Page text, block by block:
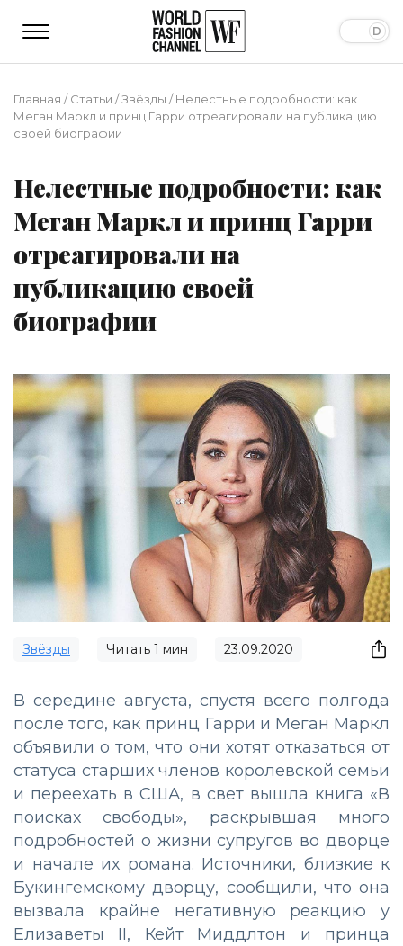
Главная /Статьи /Звёзды /Нелестные подробности: как
Меган Маркл и принц Гарри отреагировали на публикацию
своей биографии
Нелестные подробности: как
Меган Маркл и принц Гарри
отреагировали на
публикацию своей
биографии
Звёзды Читать 1 мин 23.09.2020
В середине августа, спустя всего полгода
после того, как принц Гарри и Меган Маркл
объявили о том, что они хотят отказаться от
статуса старших членов королевской семьи
и переехать в США, в свет вышла книга «В
поисках свободы», раскрывшая много
подробностей о жизни супругов во дворце
и начале их романа. Источники, близкие к
Букингемскому дворцу, сообщили, что она
вызвала крайне негативную реакцию у
Елизаветы II, Кейт Миддлтон и принца